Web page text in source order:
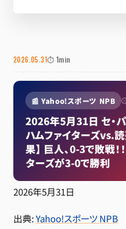
2026.05.31⏱ 1min
📰 Yahoo!スポーツ NPB
2026年5月31日 セ・
ハムファイターズvs.読
果】 巨人、0-3で敗戦！
ターズが3-0で勝利
2026年5月31日
出典:Yahoo!スポーツ NPB